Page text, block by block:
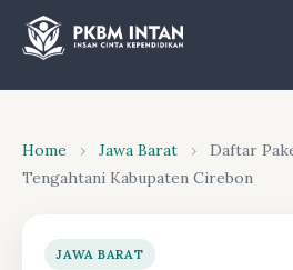
Home › Jawa Barat ›
Daftar
Tengahtani Kabupaten Cirebon
JAWA BARAT